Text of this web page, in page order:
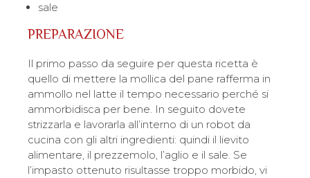
sale
PREPARAZIONE
Il primo passo da seguire per questa ricetta è
quello di mettere la mollica del pane rafferma in
ammollo nel latte il tempo necessario perché si
ammorbidisca per bene. In seguito dovete
strizzarla e lavorarla all’interno di un robot da
cucina con gli altri ingredienti: quindi il lievito
alimentare, il prezzemolo, l’aglio e il sale. Se
l’impasto ottenuto risultasse troppo morbido, vi